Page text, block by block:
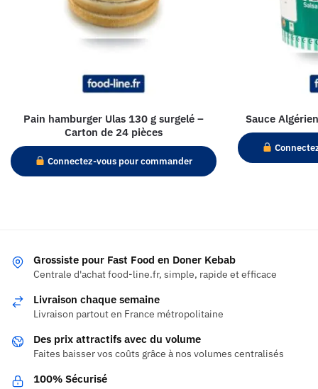
Pain hamburger Ulas 130 g surgelé –
Carton de 24 pièces
Connectez-vous pour commander
Sauce
Grossiste pour Fast Food en Doner Kebab
Centrale d'achat food-line.fr, simple, rapide et efficace
Livraison chaque semaine
Livraison partout en France métropolitaine
Des prix attractifs avec du volume
Faites baisser vos coûts grâce à nos volumes centralisés
100% Sécurisé